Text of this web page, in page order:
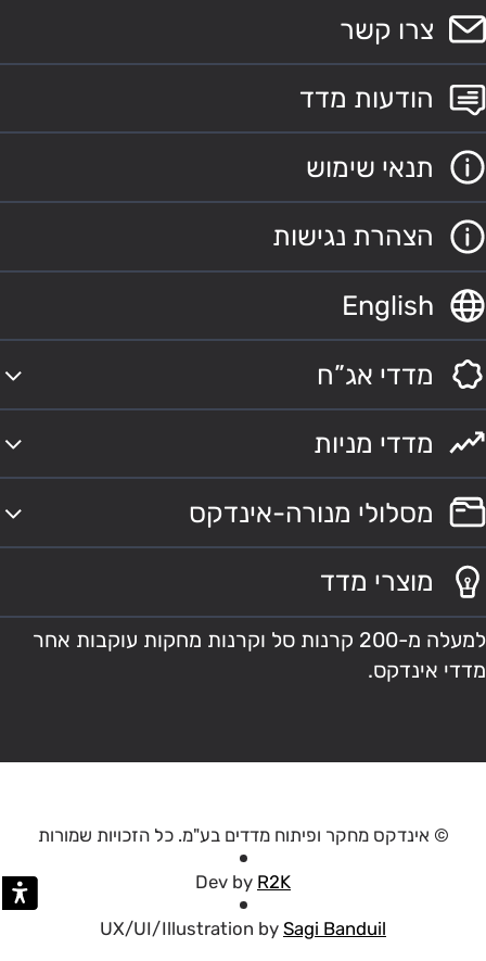
צרו קשר
הודעות מדד
תנאי שימוש
הצהרת נגישות
English
מדדי אג”ח
מדדי מניות
מסלולי מנורה-אינדקס
מוצרי מדד
למעלה מ-200 קרנות סל וקרנות מחקות עוקבות אחר
מדדי אינדקס.
© אינדקס מחקר ופיתוח מדדים בע"מ. כל הזכויות שמורות
Dev by R2K
UX/UI/Illustration by Sagi Banduil